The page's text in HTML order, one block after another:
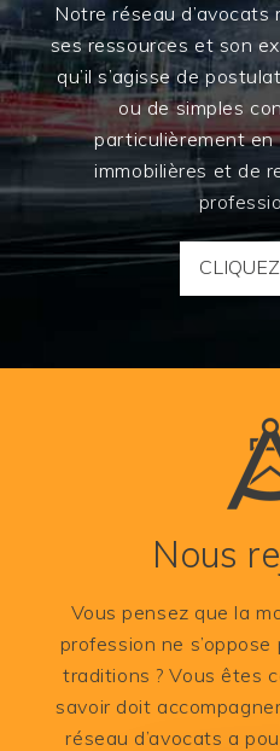
Notre réseau
ses ressources et son
qu’il s’agisse de
ou de simples
particulièrement
immobilières et de
Nous
Vous pensez que la
profession ne
traditions ? Vous êtes
savoir doit
réseau d’avocats a